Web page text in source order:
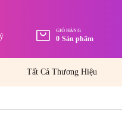
GIỎ HÀNG
0 Sản phẩm
Tất Cả Thương Hiệu